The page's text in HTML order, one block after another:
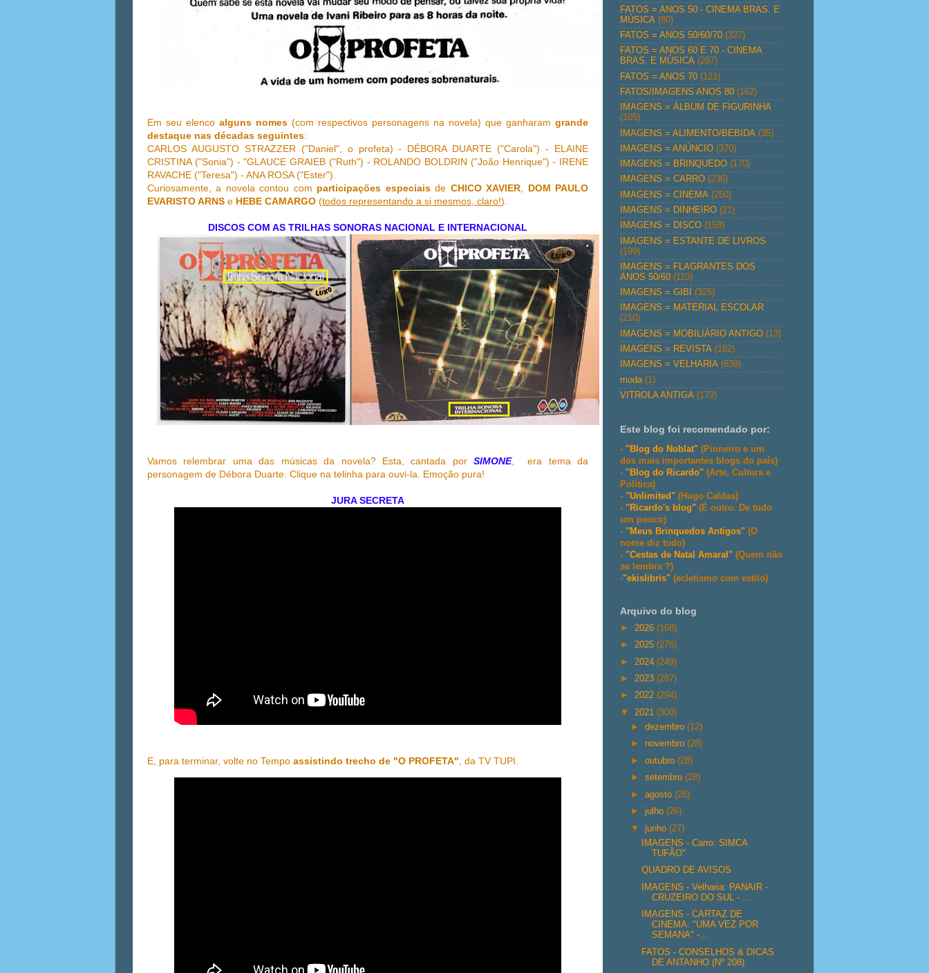
Em seu elenco alguns nomes (com respectivos personagens na novela) que ganharam grande
destaque nas décadas seguintes:
CARLOS AUGUSTO STRAZZER ("Daniel", o profeta) - DÉBORA DUARTE ("Carola") - ELAINE
CRISTINA ("Sonia") - "GLAUCE GRAIEB ("Ruth") - ROLANDO BOLDRIN ("João Henrique") - IRENE
RAVACHE ("Teresa") - ANA ROSA ("Ester").
Curiosamente, a novela contou com participações especiaisde CHICO XAVIER
DOM PAULO
EVARISTO ARNS e HEBE CAMARGO (todos representando a si mesmos, claro!).
DISCOS COM AS TRILHAS SONORAS NACIONAL E INTERNACIONAL
Vamos relembrar uma das músicas da novela? Esta, cantada porSIMONE,
era tema da
personagem de Débora Duarte. Clique na telinha para ouvi-la. Emoção pura!
JURA SECRETA
E, para terminar, volte no Tempo assistindo trecho de "O PROFETA" , da TV TUPI.
FATOS = ANOS 50 - CINEMA BRAS. E
MÚSICA (80)
FATOS = ANOS 50/60/70 (327)
FATOS = ANOS 60 E 70 - CINEMA
BRAS. E MÚSICA (297)
FATOS = ANOS 70 (121)
FATOS/IMAGENS ANOS 80 (162)
IMAGENS = ÁLBUM DE FIGURINHA
(105)
IMAGENS = ALIMENTO/BEBIDA (35)
IMAGENS = ANÚNCIO (370)
IMAGENS = BRINQUEDO (170)
IMAGENS = CARRO (236)
IMAGENS = CINEMA (250)
IMAGENS = DINHEIRO (21)
IMAGENS = DISCO (158)
IMAGENS = ESTANTE DE LIVROS
(199)
IMAGENS = FLAGRANTES DOS
ANOS 50/60 (110)
IMAGENS = GIBI
(325)
IMAGENS = MATERIAL ESCOLAR
(210)
IMAGENS = MOBILIÁRIO ANTIGO (13)
IMAGENS = REVISTA (182)
IMAGENS = VELHARIA (639)
moda (1)
VITROLA ANTIGA (173)
Este blog foi recomendado por:
- "Blog do Noblat" (Pioneiro e um
dos mais importantes blogs do país)
- "Blog do Ricardo" (Arte, Cultura e
Política)
- "Unlimited" (Hugo Caldas)
- "Ricardo's blog" (É outro. De tudo
um pouco)
- "Meus Brinquedos Antigos" (O
nome diz tudo)
- "Cestas de Natal Amaral" (Quem não
se lembra ?)
-"ekislibris" (ecletismo com estilo)
Arquivo do blog
► 2026 (168)
► 2025 (276)
► 2024 (249)
► 2023 (287)
► 2022 (294)
▼ 2021 (300)
►dezembro(12)
► novembro(28)
►outubro(28)
►setembro(28)
►agosto(28)
►julho(26)
▼junho(27)
IMAGENS - Carro: SIMCA
TUFÃO"
QUADRO DE AVISOS
IMAGENS - Velharia: PANAIR -
CRUZEIRO DO SUL - ...
IMAGENS - CARTAZ DE
CINEMA: "UMA VEZ POR
SEMANA" -...
FATOS - CONSELHOS & DICAS
DE ANTANHO (Nº 208)